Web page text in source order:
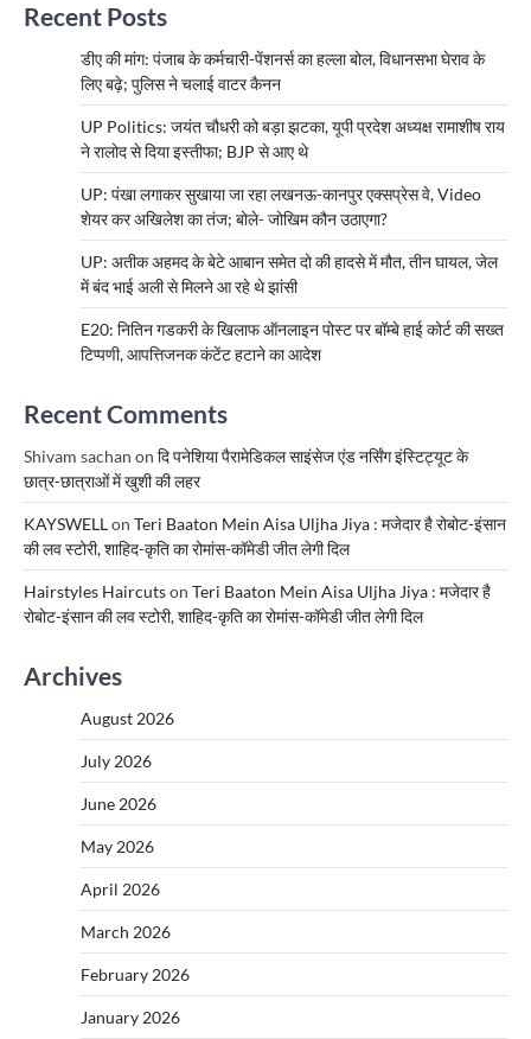
Recent Posts
डीए की मांग: पंजाब के कर्मचारी-पेंशनर्स का हल्ला बोल, विधानसभा घेराव के
लिए बढ़े; पुलिस ने चलाई वाटर कैनन
UP Politics: जयंत चौधरी को बड़ा झटका, यूपी प्रदेश अध्यक्ष रामाशीष राय
ने रालोद से दिया इस्तीफा; BJP से आए थे
UP: पंखा लगाकर सुखाया जा रहा लखनऊ-कानपुर एक्सप्रेस वे, Video
शेयर कर अखिलेश का तंज; बोले- जोखिम कौन उठाएगा?
UP: अतीक अहमद के बेटे आबान समेत दो की हादसे में मौत, तीन घायल, जेल
में बंद भाई अली से मिलने आ रहे थे झांसी
E20: नितिन गडकरी के खिलाफ ऑनलाइन पोस्ट पर बॉम्बे हाई कोर्ट की सख्त
टिप्पणी, आपत्तिजनक कंटेंट हटाने का आदेश
Recent Comments
Shivam sachan on दि पनेशिया पैरामेडिकल साइंसेज एंड नर्सिंग इंस्टिट्यूट के
छात्र-छात्राओं में खुशी की लहर
KAYSWELLon Teri Baaton Mein Aisa Uljha Jiya : मजेदार है रोबोट-इंसान
की लव स्टोरी, शाहिद-कृति का रोमांस-कॉमेडी जीत लेगी दिल
Hairstyles Haircutson Teri Baaton Mein Aisa Uljha Jiya : मजेदार है
रोबोट-इंसान की लव स्टोरी, शाहिद-कृति का रोमांस-कॉमेडी जीत लेगी दिल
Archives
August 2026
July 2026
June 2026
May 2026
April 2026
March 2026
February 2026
January 2026